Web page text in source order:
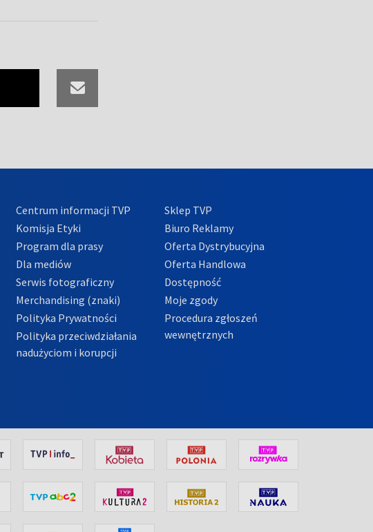
Centrum informacji TVP
Komisja Etyki
Program dla prasy
Dla mediów
Serwis fotograficzny
Merchandising (znaki)
Polityka Prywatności
Polityka przeciwdziałania
nadużyciom i korupcji
Sklep TVP
Biuro Reklamy
Oferta Dystrybucyjna
Oferta Handlowa
Dostępność
Moje zgody
Procedura zgłoszeń
wewnętrznych